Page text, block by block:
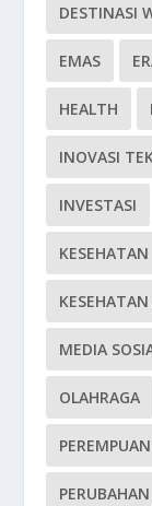
DESTINASI
EMAS
HEALTH
INOVASI
INVESTASI
KESEHATAN
MEDIA
OLAHRAGA
PEREMPUAN